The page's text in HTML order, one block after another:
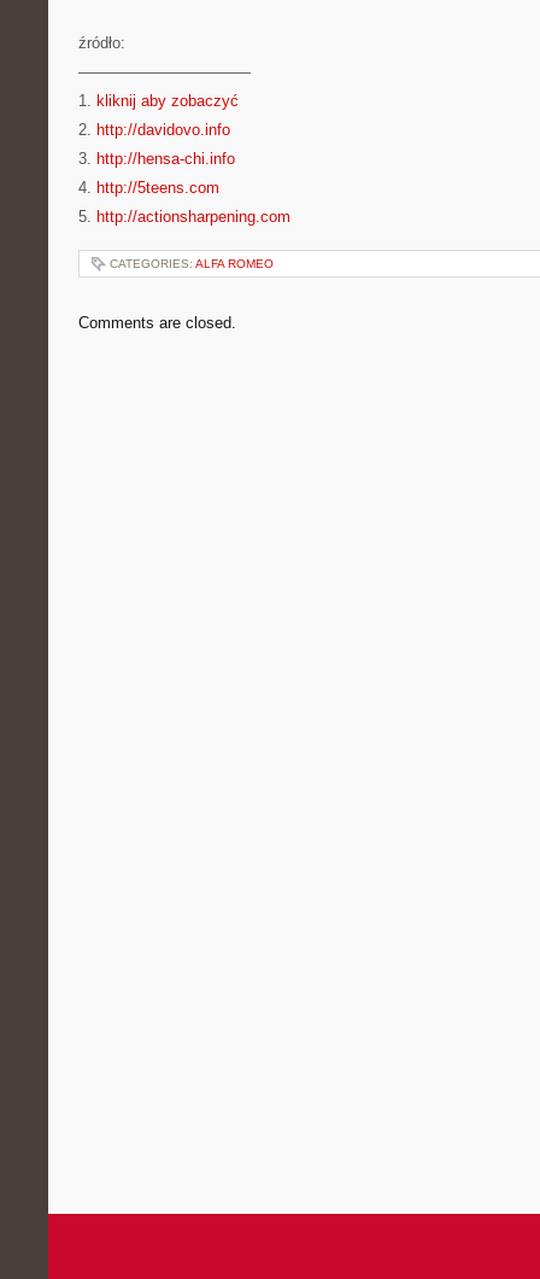
źródło:
———————————
1. kliknij aby zobaczyć
2. http://davidovo.info
3. http://hensa-chi.info
4. http://5teens.com
5. http://actionsharpening.com
CATEGORIES: ALFA ROMEO
Comments are closed.